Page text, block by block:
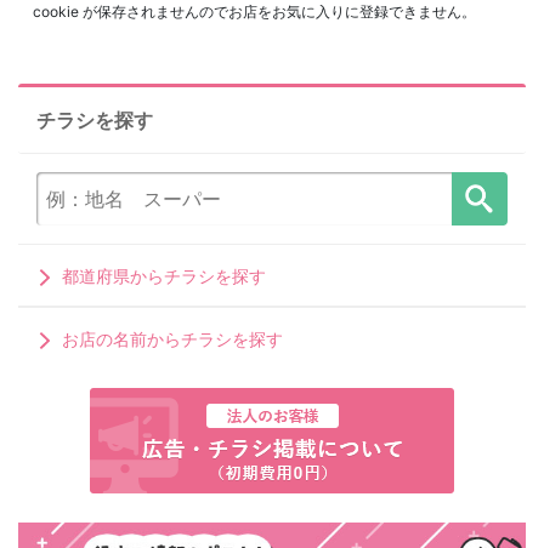
cookie が保存されませんのでお店をお気に入りに登録できません。
チラシを探す
都道府県からチラシを探す
お店の名前からチラシを探す